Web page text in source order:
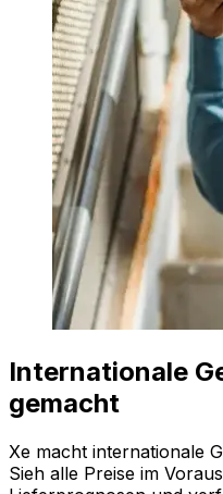
Internationale
gemacht
Xe macht internationale
Sieh alle Preise im